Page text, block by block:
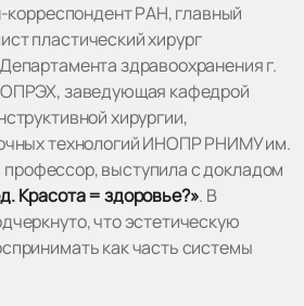
корреспондент РАН, главный
пластический хирург
здравоохранения г.
заведующая кафедрой
хирургии,
технологий ИНОПР РНИМУ им.
выступила с докладом
Красота = здоровье?». В
что эстетическую
как часть системы